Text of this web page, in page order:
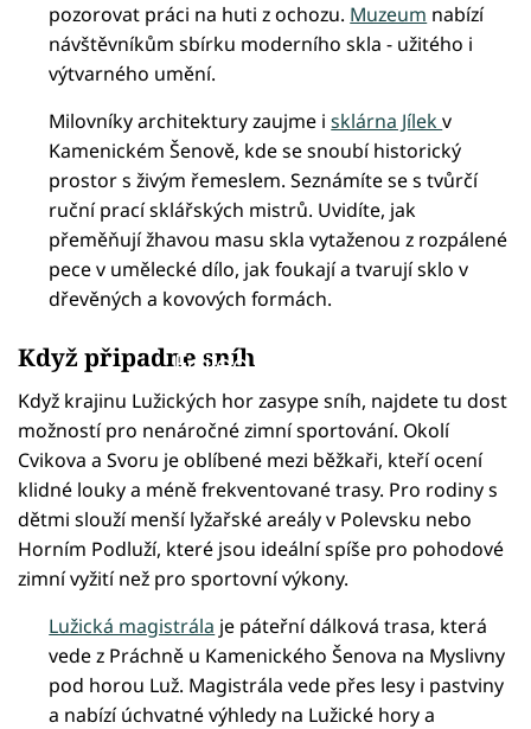
pozorovat práci na huti z ochozu. Muzeum nabízí
návštěvníkům sbírku moderního skla - užitého i
výtvarného umění.
Milovníky architektury zaujme isklárna Jílekv
Kamenickém Šenově, kde se snoubí historický
prostor s živým řemeslem. Seznámíte se s tvůrčí
ruční prací sklářských mistrů. Uvidíte, jak
přeměňují žhavou masu skla vytaženou z rozpálené
pece v umělecké dílo, jak foukají a tvarují sklo v
dřevěných a kovových formách.
Failed to fetch
Když připadne sníh
Když krajinu Lužických hor zasype sníh, najdete tu dost
možností pro nenáročné zimní sportování. Okolí
Cvikova a Svoru je oblíbené mezi běžkaři, kteří ocení
klidné louky a méně frekventované trasy. Pro rodiny s
dětmi slouží menší lyžařské areály v Polevsku nebo
Horním Podluží, které jsou ideální spíše pro pohodové
zimní vyžití než pro sportovní výkony.
Lužická magistrála je páteřní dálková trasa, která
vede z Práchně u Kamenického Šenova na Myslivny
pod horou Luž. Magistrála vede přes lesy i pastviny
a nabízí úchvatné výhledy na Lužické hory a